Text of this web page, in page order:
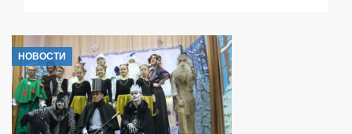
НОВОСТИ